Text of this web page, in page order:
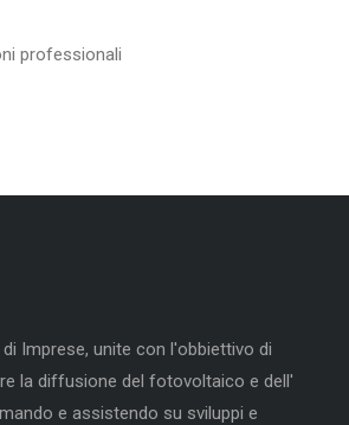
professionali
Imprese, unite con l'obbiettivo di
la diffusione del fotovoltaico e dell'
e assistendo su sviluppi e